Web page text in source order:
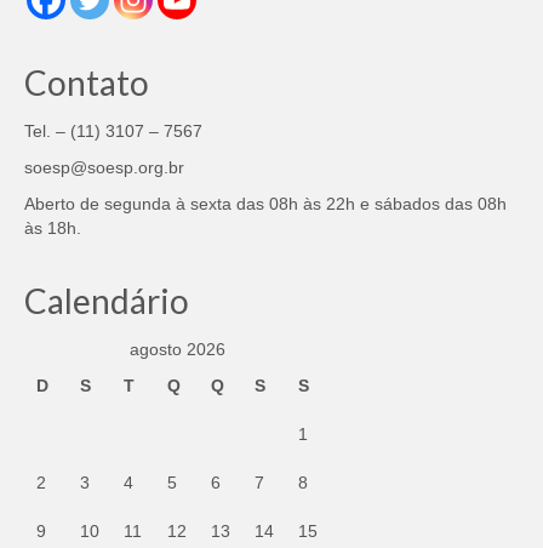
Contato
Tel. – (11) 3107 – 7567
soesp@soesp.org.br
Aberto de segunda à sexta das 08h às 22h e sábados das 08h
às 18h.
Calendário
agosto 2026
D
S T Q Q S S
1
2 3 4 5 6 7 8
9 10 11 12 13 14 15